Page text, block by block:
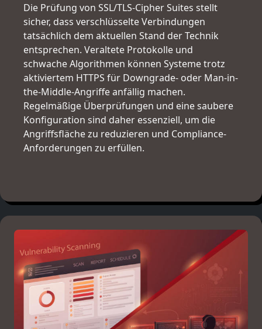
Die Prüfung von SSL/TLS-Cipher Suites stellt
sicher, dass verschlüsselte Verbindungen
tatsächlich dem aktuellen Stand der Technik
entsprechen. Veraltete Protokolle und
schwache Algorithmen können Systeme trotz
aktiviertem HTTPS für Downgrade- oder Man-in-
the-Middle-Angriffe anfällig machen.
Regelmäßige Überprüfungen und eine saubere
Konfiguration sind daher essenziell, um die
Angriffsfläche zu reduzieren und Compliance-
Anforderungen zu erfüllen.